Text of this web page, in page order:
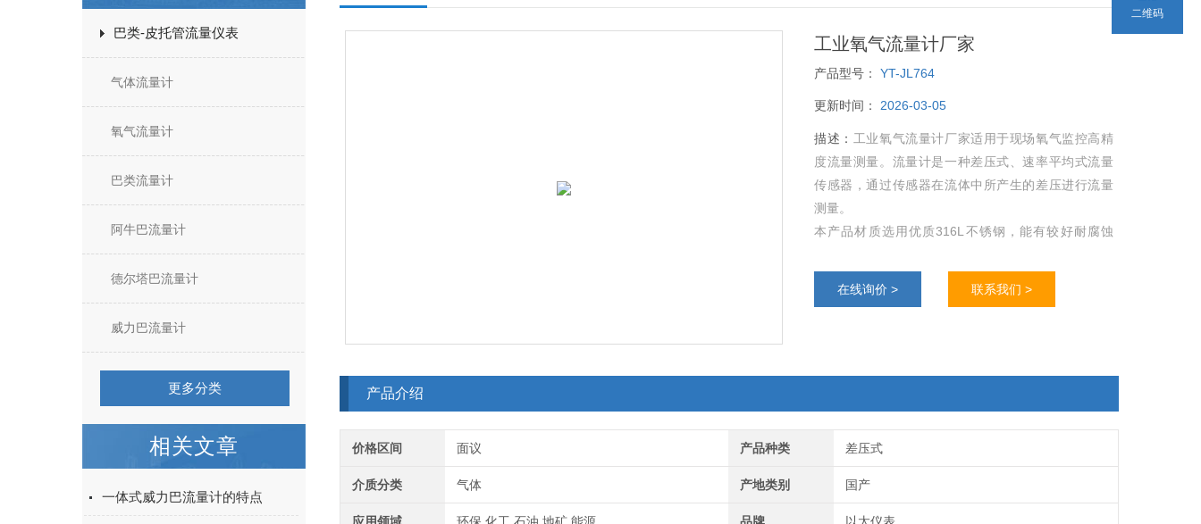
巴类-皮托管流量仪表
气体流量计
氧气流量计
巴类流量计
阿牛巴流量计
德尔塔巴流量计
威力巴流量计
更多分类
相关文章
一体式威力巴流量计的特点
工业氧气流量计厂家
产品型号： YT-JL764
更新时间： 2026-03-05
描述： 工业氧气流量计厂家适用于现场氧气监控高精
度流量测量。流量计是一种差压式、速率平均式流量
传感器，通过传感器在流体中所产生的差压进行流量
测量。
本产品材质选用优质316L不锈钢，能有较好耐腐蚀
在线询价 >
联系我们 >
产品介绍
价格区间 面议 产品种类 差压式
介质分类 气体 产地类别 国产
二维码